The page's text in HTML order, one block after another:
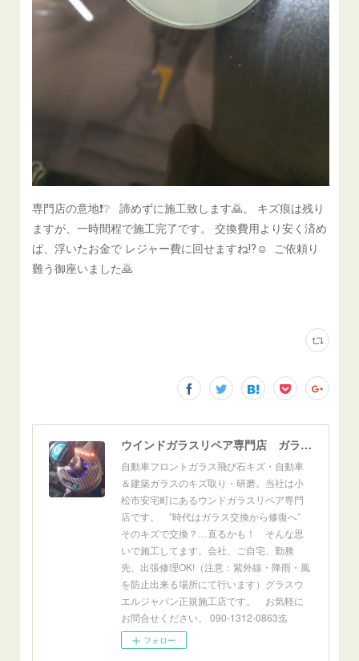
専門店の意地❗❔ 諦めずに施工致します🙇。 キズ痕は残り
ますが、一時間程で施工完了です。 交換費用より安く済め
ば、浮いたお金で レジャー費に回せますね⁉☺ ご依頼り
難う御座いました🙇
ウインドガラスリペア専門店 ガラスリペア・ヨシダ グラスウェルドジャパン 正規施工店 小松市
自動車フロントガラス飛び石キズ・自動車
＆建築ガラスのキズ取り・研磨。当社は小
松市安宅町にあるウンドガラスリペア専門
店です。 ”時代はガラス交換から修復へ”
そのキズで交換？…直るかも！ そんな思
いで施工してます。会社、ご自宅、勤務
先、出張修理OK!（注意：紫外線・降雨・風
を防止出来る場所にて行います）グラスウ
エルジャパン正規施工店です。 お気軽に
お問合せください。 090-1312-0863迄
フォロー